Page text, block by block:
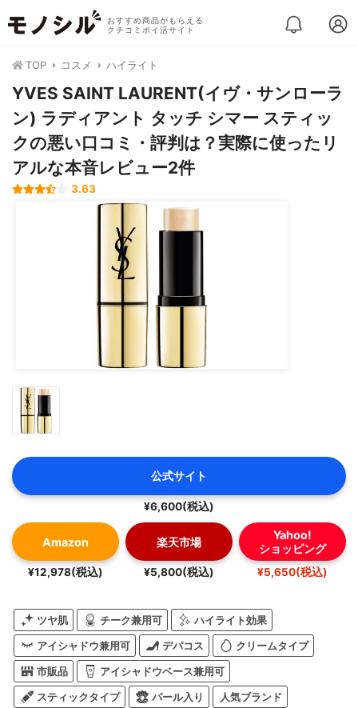
おすすめ商品がもらえる
クチコミポイ活サイト
TOP コスメ ハイライト
YVES SAINT LAURENT(イヴ・サンローラ
ン) ラディアント タッチ シマー スティッ
クの悪い口コミ・評判は？実際に使ったリ
アルな本音レビュー2件
3.63
公式サイト
¥6,600(税込)
Amazon
¥12,978(税込)
楽天市場
¥5,800(税込)
Yahoo!
ショッピング
¥5,650(税込)
ツヤ肌 チーク兼用可 ハイライト効果
アイシャドウ兼用可 デパコス クリームタイプ
市販品 アイシャドウベース兼用可
スティックタイプ パール入り 人気ブランド